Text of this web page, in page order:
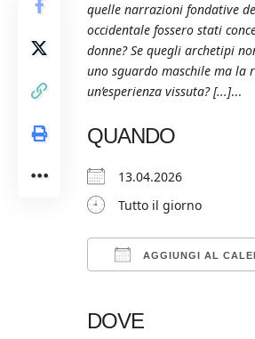
quelle narrazioni fondative
occidentale fossero stati
donne? Se quegli archetipi
uno sguardo maschile ma la
un’esperienza vissuta? [...]...
QUANDO
13.04.2026
Tutto il giorno
AGGIUNGI AL
DOVE